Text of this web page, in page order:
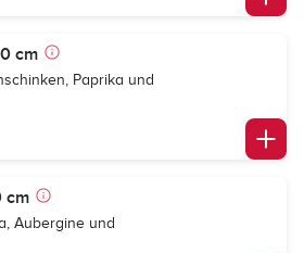
cm
Paprika und
cm
Aubergine und